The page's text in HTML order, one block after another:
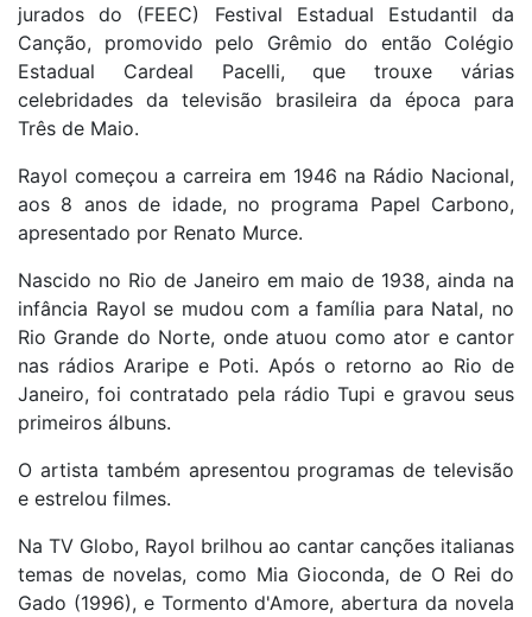
jurados do (FEEC) Festival Estadual Estudantil da
Canção, promovido pelo Grêmio do então Colégio
Estadual Cardeal Pacelli, que trouxe várias
celebridades da televisão brasileira da época para
Três de Maio.
Rayol começou a carreira em 1946 na Rádio Nacional,
aos 8 anos de idade, no programa Papel Carbono,
apresentado por Renato Murce.
Nascido no Rio de Janeiro em maio de 1938, ainda na
infância Rayol se mudou com a família para Natal, no
Rio Grande do Norte, onde atuou como ator e cantor
nas rádios Araripe e Poti. Após o retorno ao Rio de
Janeiro, foi contratado pela rádio Tupi e gravou seus
primeiros álbuns.
O artista também apresentou programas de televisão
e estrelou filmes.
Na TV Globo, Rayol brilhou ao cantar canções italianas
temas de novelas, como Mia Gioconda, de O Rei do
Gado (1996), e Tormento d'Amore, abertura da novela